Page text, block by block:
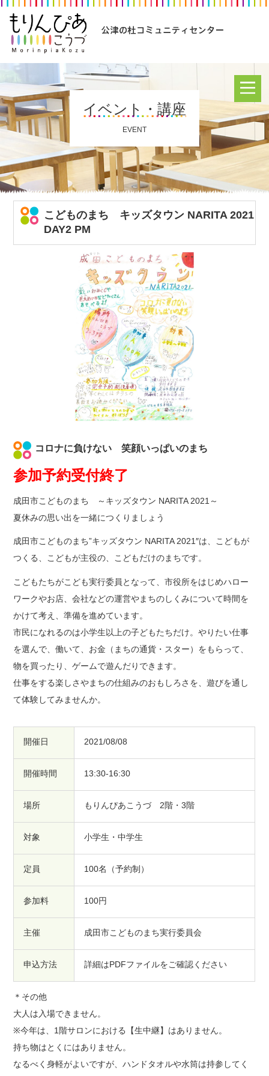
イベント・講座
EVENT
こどものまち キッズタウン NARITA 2021
DAY2 PM
コロナに負けない 笑顔いっぱいのまち
参加予約受付終了
成田市こどものまち ～キッズタウン NARITA 2021～
夏休みの思い出を一緒につくりましょう
成田市こどものまち”キッズタウン NARITA 2021″は、こどもが
つくる、こどもが主役の、こどもだけのまちです。
こどもたちがこども実行委員となって、市役所をはじめハロー
ワークやお店、会社などの運営やまちのしくみについて時間を
かけて考え、準備を進めています。
市民になれるのは小学生以上の子どもたちだけ。やりたい仕事
を選んで、働いて、お金（まちの通貨・スター）をもらって、
物を買ったり、ゲームで遊んだりできます。
仕事をする楽しさやまちの仕組みのおもしろさを、遊びを通し
て体験してみませんか。
開催日 2021/08/08
開催時間 13:30-16:30
場所 もりんぴあこうづ 2階・3階
対象 小学生・中学生
定員 100名（予約制）
参加料 100円
主催 成田市こどものまち実行委員会
申込方法 詳細はPDFファイルをご確認ください
＊その他
大人は入場できません。
※今年は、1階サロンにおける【生中継】はありません。
持ち物はとくにはありません。
なるべく身軽がよいですが、ハンドタオルや水筒は持参してく